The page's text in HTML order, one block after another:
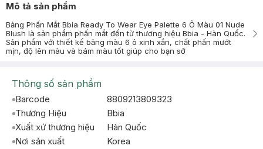
Mô tả sản phẩm
Bảng Phấn Mắt Bbia Ready To Wear Eye Palette 6 Ô Màu 01 Nude
Blush là sản phẩm phấn mắt đến từ thương hiệu Bbia - Hàn Quốc.
Sản phẩm với thiết kế bảng màu 6 ô xinh xắn, chất phấn mướt
mịn, độ lên màu và bám màu tốt giúp cho bạn sở
Thông số sản phẩm
Barcode
8809213809323
Thương Hiệu
Bbia
Xuất xứ thương hiệu
Hàn Quốc
Nơi sản xuất
Korea